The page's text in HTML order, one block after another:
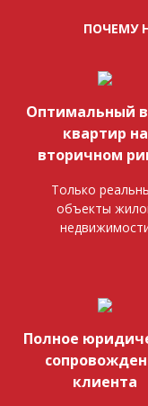
ПОЧЕМУ
Оптимальный
квартир на
вторичном
Только
объекты
Полное
клиента